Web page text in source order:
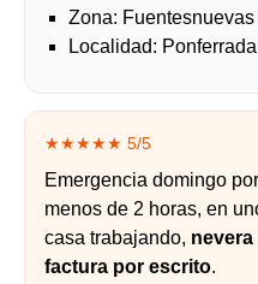
Zona: Fuentesnuevas
Localidad: Ponferrada
★★★★★ 5/5
Emergencia domingo
menos de 2 horas, en
casa trabajando,
factura por escrito.